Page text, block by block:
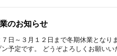
のお知らせ
７日～３月１２日まで冬期休業となり
ン予定です。 どうぞよろしくお願いい